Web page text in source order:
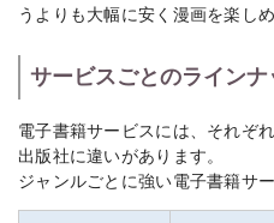
うよりも大幅に安く漫画を楽しめ
サービスごとのライン
電子書籍サービスには、それぞ
出版社に違いがあります。
ジャンルごとに強い電子書籍サ